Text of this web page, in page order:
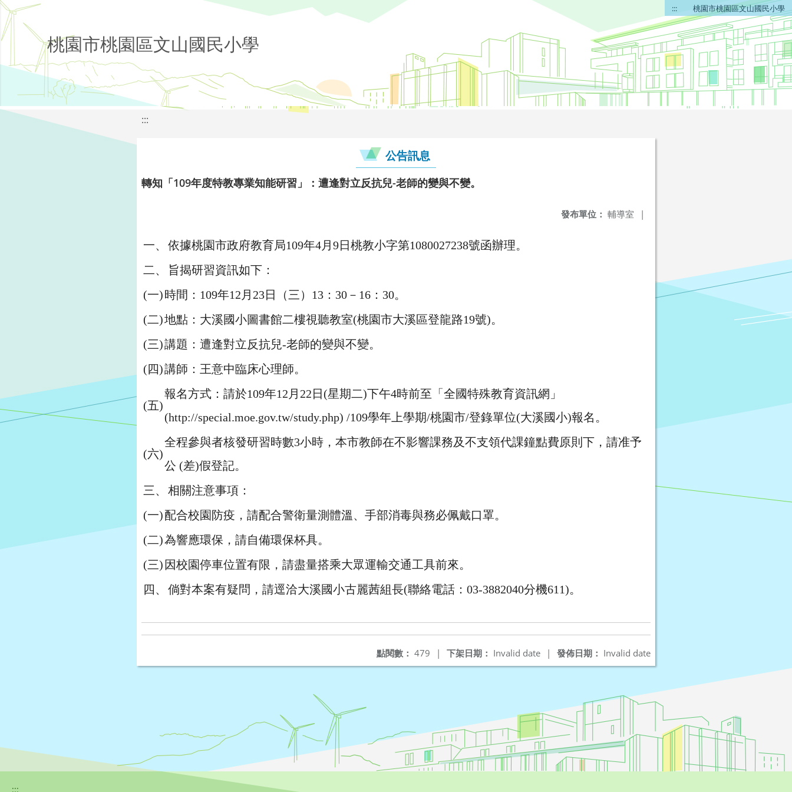
::: 桃園市桃園區文山國民小學
桃園市桃園區文山國民小學
:::
公告訊息
轉知「109年度特教專業知能研習」：遭逢對立反抗兒-老師的變與不變。
發布單位： 輔導室 |
一、 依據桃園市政府教育局109年4月9日桃教小字第1080027238號函辦理。
二、
旨揭研習資訊如下：
(一)時間：109年12月23日（三）13：30－16：30。
(二)地點：大溪國小圖書館二樓視聽教室(桃園市大溪區登龍路19號)。
(三)講題：遭逢對立反抗兒-老師的變與不變。
(四)講師：王意中臨床心理師。
(五)
報名方式：請於109年12月22日(星期二)下午4時前至「全國特殊教育資訊網」
(http://special.moe.gov.tw/study.php) /109學年上學期/桃園市/登錄單位(大溪國小)報名。
(六)
全程參與者核發研習時數3小時，本市教師在不影響課務及不支領代課鐘點費原則下，請准予
公 (差)假登記。
三、 相關注意事項：
(一)配合校園防疫，請配合警衛量測體溫、手部消毒與務必佩戴口罩。
(二)為響應環保，請自備環保杯具。
(三) 因校園停車位置有限，請盡量搭乘大眾運輸交通工具前來。
四、 倘對本案有疑問，請逕洽大溪國小古麗茜組長(聯絡電話：03-3882040分機611)。
發佈日期： Invalid date
下架日期： Invalid date |
點閱數： 479 |
:::